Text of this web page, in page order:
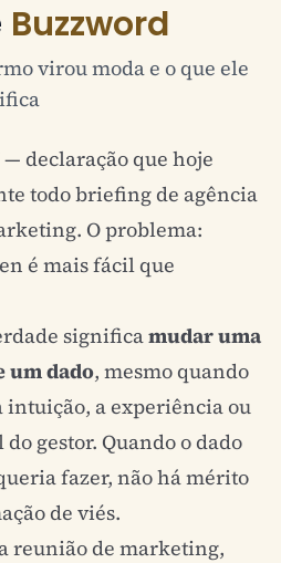
Buzzword
virou moda e o que ele
declaração que hoje
todo briefing de agência
O problema:
é mais fácil que
significamudar uma
um dado, mesmo quando
intuição, a experiência ou
gestor. Quando o dado
fazer, não há mérito
de viés.
reunião de marketing,